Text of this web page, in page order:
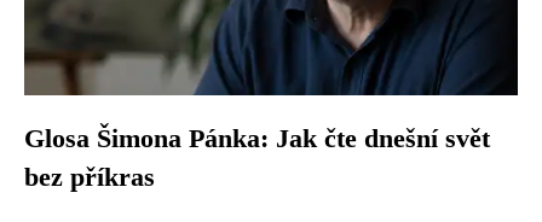
Glosa Šimona Pánka: Jak čte dnešní svět
bez příkras